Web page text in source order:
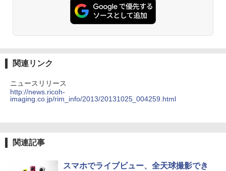
関連リンク
ニュースリリース
http://news.ricoh-
imaging.co.jp/rim_info/2013/20131025_004259.html
関連記事
スマホでライブビュー、全天球撮影でき